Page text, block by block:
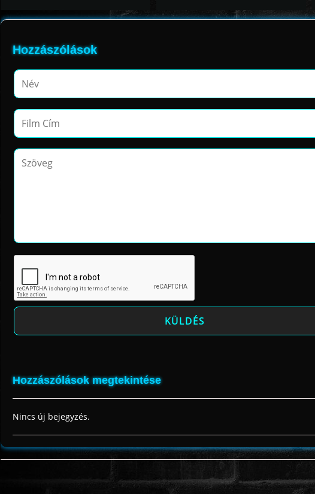
Hozzászólások
Hozzászólások megtekintése
Nincs új bejegyzés.